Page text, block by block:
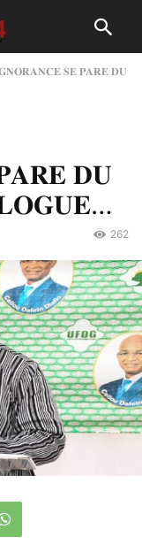
𝐒𝐄 𝐏𝐀𝐑𝐄 𝐃𝐔
𝐃𝐔
262